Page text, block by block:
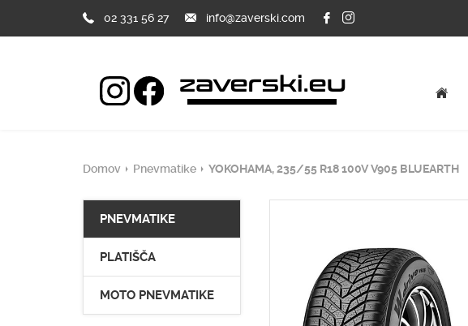
02 331 56 27 info@zaverski.com
Domov Pnevmatike YOKOHAMA, 235/55 R18 100V V905 BLUEARTH
PNEVMATIKE
PLATIŠČA
MOTO PNEVMATIKE